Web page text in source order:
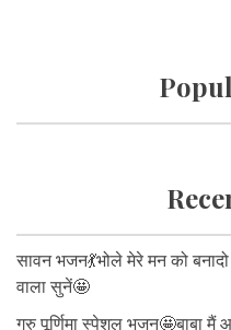
सावन भजन💃भोले मेरे मन को
वाला सुनें🤩
गुरु पूर्णिमा स्पेशल भजन🤩बाबा मैं